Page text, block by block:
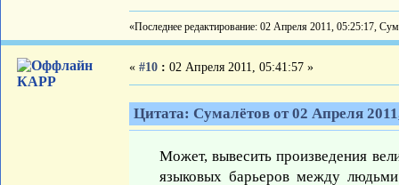
«Последнее редактирование: 02 Апреля 2011, 05:25:17,
КАРР
« #10 : 02 Апреля 2011, 05:41:57 »
Цитата: Сумалётов от 02 Апреля
Может, вывесить произведения
языковых барьеров между